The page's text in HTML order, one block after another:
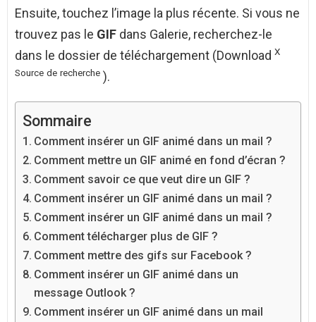
Ensuite, touchez l’image la plus récente. Si vous ne
trouvez pas le GIF dans Galerie, recherchez-le
dans le dossier de téléchargement (Download X
Source de recherche ).
Sommaire
Comment insérer un GIF animé dans un mail ?
Comment mettre un GIF animé en fond d’écran ?
Comment savoir ce que veut dire un GIF ?
Comment insérer un GIF animé dans un mail ?
Comment insérer un GIF animé dans un mail ?
Comment télécharger plus de GIF ?
Comment mettre des gifs sur Facebook ?
Comment insérer un GIF animé dans un
message Outlook ?
Comment insérer un GIF animé dans un mail